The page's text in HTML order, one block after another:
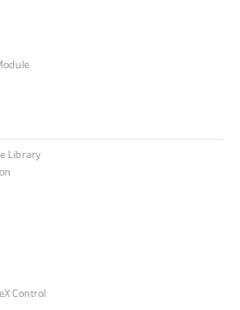
Library
Control